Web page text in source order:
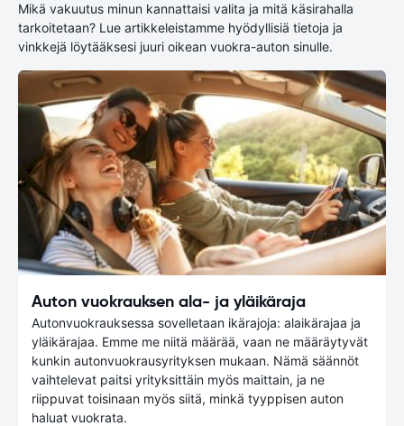
Mikä vakuutus minun kannattaisi valita ja mitä käsirahalla
tarkoitetaan? Lue artikkeleistamme hyödyllisiä tietoja ja
vinkkejä löytääksesi juuri oikean vuokra-auton sinulle.
Auton vuokrauksen ala- ja yläikäraja
Autonvuokrauksessa sovelletaan ikärajoja: alaikärajaa ja
yläikärajaa. Emme me niitä määrää, vaan ne määräytyvät
kunkin autonvuokrausyrityksen mukaan. Nämä säännöt
vaihtelevat paitsi yrityksittäin myös maittain, ja ne
riippuvat toisinaan myös siitä, minkä tyyppisen auton
haluat vuokrata.